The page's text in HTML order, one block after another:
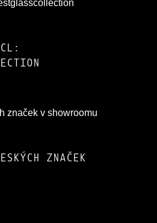
ZNAČEK